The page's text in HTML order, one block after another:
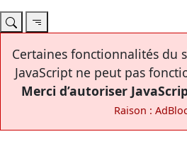
Certaines fonctionnalités du
JavaScript ne peut pas
Merci d’autoriser
Raison :